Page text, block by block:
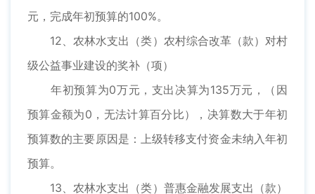
元，完成年初预算的100%。
12、农林水支出（类）农村综合改革（款）对村
级公益事业建设的奖补（项）
年初预算为0万元，支出决算为135万元，（因
预算金额为0，无法计算百分比），决算数大于年初
预算数的主要原因是：上级转移支付资金未纳入年初
预算。
13、农林水支出（类）普惠金融发展支出（款）